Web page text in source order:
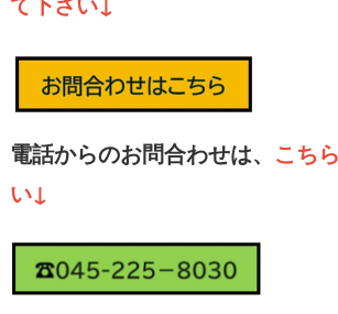
電話からのお問合わせは、 こち
い↓